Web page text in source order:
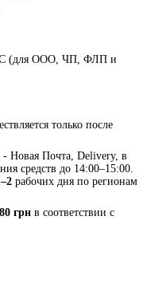
(для ООО, ЧП, ФЛП и
только после
- Новая Почта, Delivery, в
средств до 14:00–15:00.
рабочих дня по регионам
80 грн в соответствии с